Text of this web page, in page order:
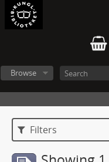
Browse
Filters